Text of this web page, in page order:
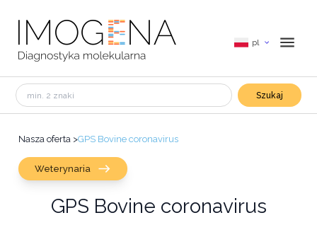
pl
Szukaj
Nasza oferta >GPS Bovine coronavirus
Weterynaria
GPS Bovine coronavirus